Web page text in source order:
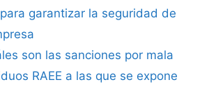
garantizar la seguridad de
son las sanciones por mala
RAEE a las que se expone